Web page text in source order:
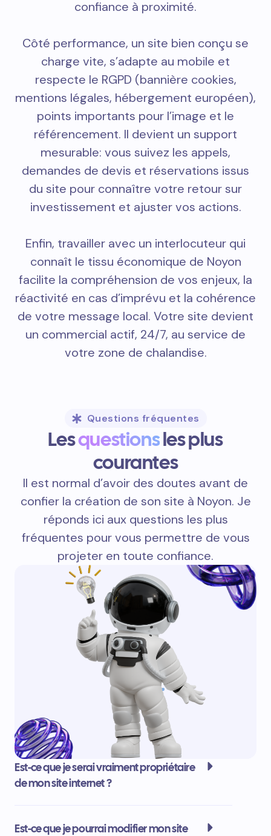
confiance à proximité.
Côté performance, un site bien conçu se
charge vite, s’adapte au mobile et
respecte le RGPD (bannière cookies,
mentions légales, hébergement européen),
points importants pour l’image et le
référencement. Il devient un support
mesurable: vous suivez les appels,
demandes de devis et réservations issus
du site pour connaître votre retour sur
investissement et ajuster vos actions.
Enfin, travailler avec un interlocuteur qui
connaît le tissu économique de Noyon
facilite la compréhension de vos enjeux, la
réactivité en cas d’imprévu et la cohérence
de votre message local. Votre site devient
un commercial actif, 24/7, au service de
votre zone de chalandise.
Questions fréquentes
Lesquestionsles plus
courantes
Il est normal d’avoir des doutes avant de
confier la création de son site à Noyon. Je
réponds ici aux questions les plus
fréquentes pour vous permettre de vous
projeter en toute confiance.
Est-ce que je serai vraiment propriétaire
de mon site internet ?
Est-ce que je pourrai modifier mon site